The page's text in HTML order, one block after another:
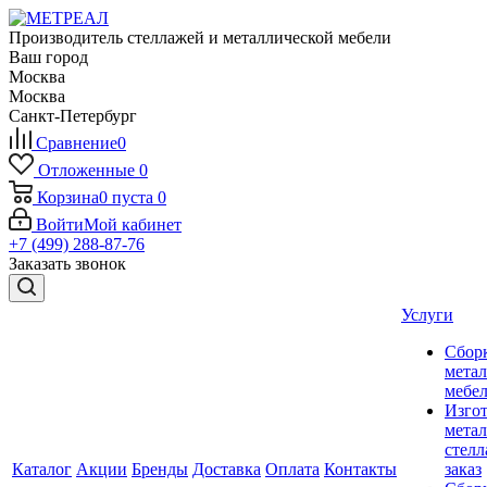
Производитель стеллажей и металлической мебели
Ваш город
Москва
Москва
Санкт-Петербург
Сравнение0
Отложенные 0
Корзина0 пуста 0
ВойтиМой кабинет
+7 (499) 288-87-76
Заказать звонок
Каталог Акции Бренды Доставка Оплата Контакты
Услуги
заказ